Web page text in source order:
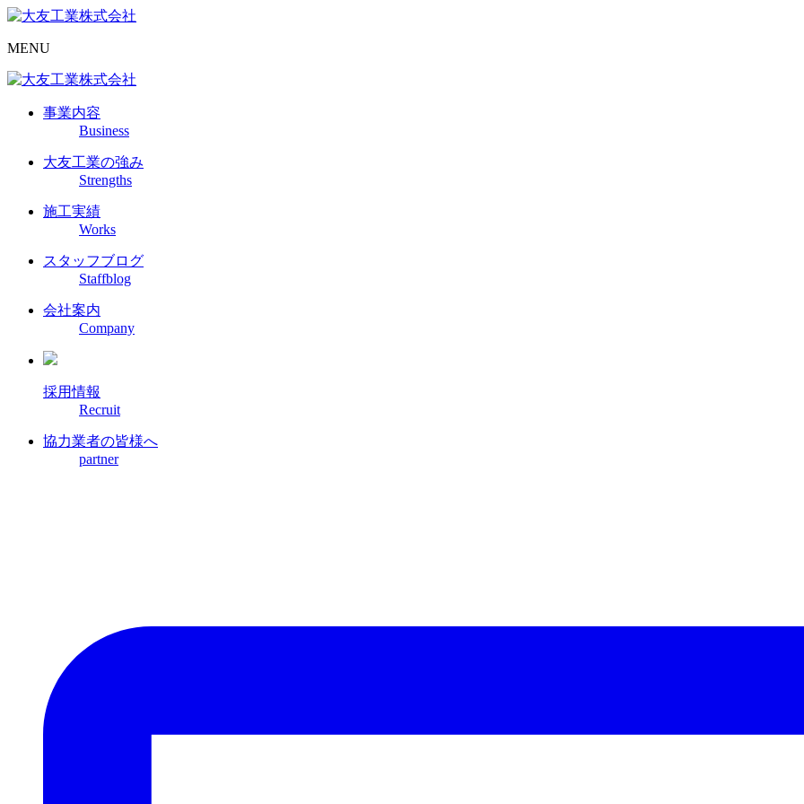
MENU
事業内容
Business
大友工業の強み
Strengths
施工実績
Works
スタッフブログ
Staffblog
会社案内
Company
採用情報
Recruit
協力業者の皆様へ
partner